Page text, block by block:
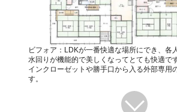
ビフォア：LDKが一番快適な場所にでき、各
水回りが機能的で美しくなってとても快適で
インクローゼットや勝手口から入る外部専用
す。